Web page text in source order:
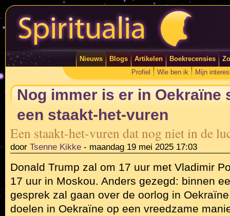
Nieuws Blogs Artikelen Boekrecensies
Profiel
Wie ben ik Mijn
Nog immer is er in Oekraïne
een staakt-het-vuren
Een staakt-het-vuren dat nog niet in de
door Tsenne Kikke - maandag 19 mei 2025 17:03
Donald Trump zal om 17 uur met Vladimir
17 uur in Moskou. Anders gezegd: binnen
gesprek zal gaan over de oorlog in
doelen in Oekraïne op een vreedzame